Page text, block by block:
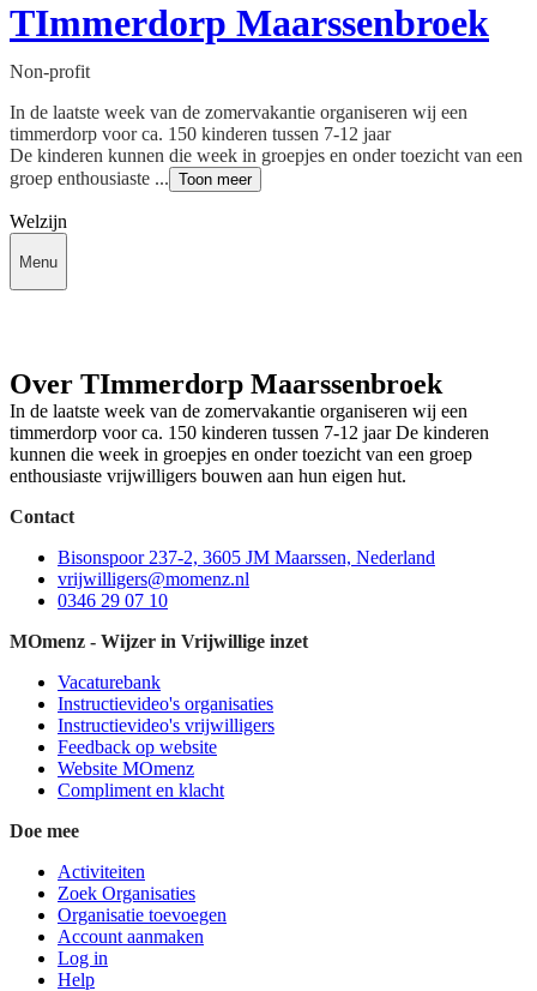
TImmerdorp Maarssenbroek
Non-profit
In de laatste week van de zomervakantie organiseren wij een
timmerdorp voor ca. 150 kinderen tussen 7-12 jaar
De kinderen kunnen die week in groepjes en onder toezicht van een
groep enthousiaste ... Toon meer
Welzijn
Menu
Over TImmerdorp Maarssenbroek
In de laatste week van de zomervakantie organiseren wij een
timmerdorp voor ca. 150 kinderen tussen 7-12 jaar De kinderen
kunnen die week in groepjes en onder toezicht van een groep
enthousiaste vrijwilligers bouwen aan hun eigen hut.
Contact
Bisonspoor 237-2, 3605 JM Maarssen, Nederland
vrijwilligers@momenz.nl
0346 29 07 10
MOmenz - Wijzer in Vrijwillige inzet
Vacaturebank
Instructievideo's organisaties
Instructievideo's vrijwilligers
Feedback op website
Website MOmenz
Compliment en klacht
Doe mee
Activiteiten
Zoek Organisaties
Organisatie toevoegen
Account aanmaken
Log in
Help